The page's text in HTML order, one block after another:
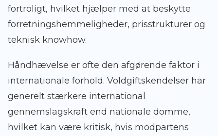
fortroligt, hvilket hjælper med at beskytte
forretningshemmeligheder, prisstrukturer og
teknisk knowhow.
Håndhævelse er ofte den afgørende faktor i
internationale forhold. Voldgiftskendelser har
generelt stærkere international
gennemslagskraft end nationale domme,
hvilket kan være kritisk, hvis modpartens